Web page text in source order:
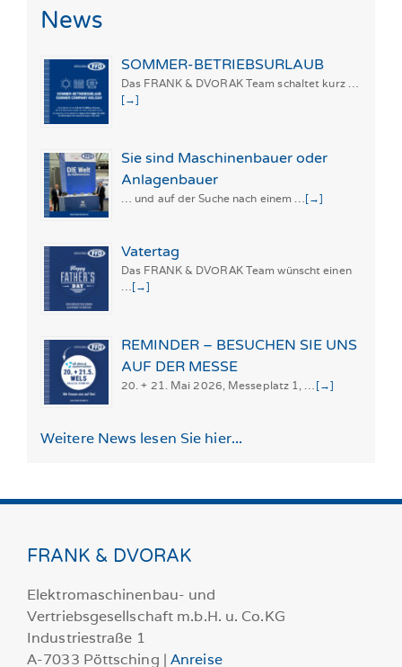
News
SOMMER-BETRIEBSURLAUB
Das FRANK & DVORAK Team schaltet kurz …
[→]
Sie sind Maschinenbauer oder
Anlagenbauer
… und auf der Suche nach einem …[→]
Vatertag
Das FRANK & DVORAK Team wünscht einen
…[→]
REMINDER – BESUCHEN SIE UNS
AUF DER MESSE
20. + 21. Mai 2026, Messeplatz 1, … [→]
Weitere News lesen Sie hier...
FRANK & DVORAK
Elektromaschinenbau- und
Vertriebsgesellschaft m.b.H. u. Co.KG
Industriestraße 1
A-7033 Pöttsching |Anreise